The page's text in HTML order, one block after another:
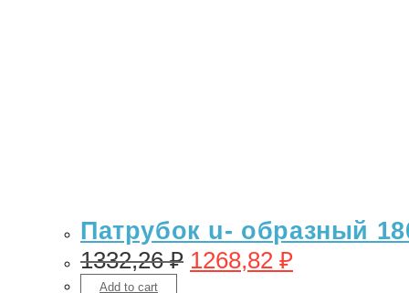
Патрубок u- образный
1332,26₽ 1268,82 ₽
Add to cart